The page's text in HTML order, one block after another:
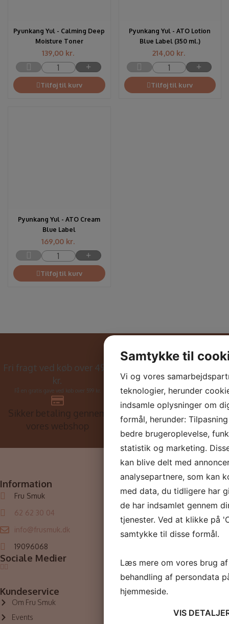
Pyunkang Yul - Calming Deep
Moisture Toner
139,00 kr.
Tilføj til kurv
Pyunkang Yul - ATO Lotion
Blue Label (350 ml.)
214,00 kr.
Tilføj til kurv
Pyunkang Yul - ATO Cream
Blue Label
169,00 kr.
Tilføj til kurv
Fri fragt ved køb over 499
kr.
Få en gratis gave ved køb over 599 kr.
brachen i Danmark
Sikker betaling gennem
vores webshop
Kun kvalitet – ingen
kompromiser
Information
Fru Smuk
62 62 30 04
info@frusmuk.dk
19096068
Sociale Medier
Kategorier
Nyheder
Hudplejeprodukter
Kundeservice
Om Fru Smuk
Events
Samtykke til
Vi og vores
teknologier, herunder
indsamle oplysninger om
formål, herunder:
bedre brugeroplevelse,
statistik og marketing.
kan blive delt med
analysepartnere, som kan
med data, du tidligere har
de har indsamlet gennem
tjenester. Ved at klikke på
samtykke til disse formål.
Læs mere om vores brug
behandling af persondata
hjemmeside.
VIS